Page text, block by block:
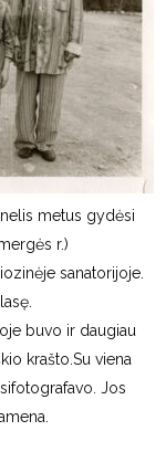
metus gydėsi
r.)
sanatorijoje.
buvo ir daugiau
krašto.Su viena
Jos